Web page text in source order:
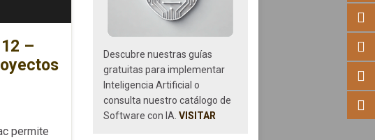
–
permite
Descubre nuestras guías
gratuitas para implementar
Inteligencia Artificial o
consulta nuestro catálogo de
Software con IA. VISITAR